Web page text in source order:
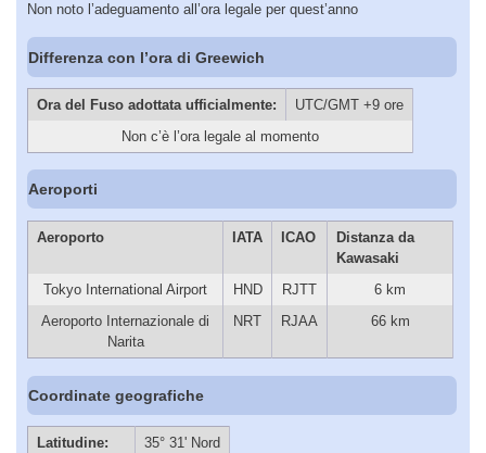
Non noto l’adeguamento all’ora legale per quest’anno
Differenza con l’ora di Greewich
Ora del Fuso adottata ufficialmente:
UTC/GMT +9 ore
Non c’è l’ora legale al momento
Aeroporti
Aeroporto IATA ICAO
Distanza da
Kawasaki
Tokyo International Airport
HND RJTT
6 km
Aeroporto Internazionale di
Narita
NRT RJAA 66 km
Coordinate geografiche
Latitudine:
35° 31' Nord